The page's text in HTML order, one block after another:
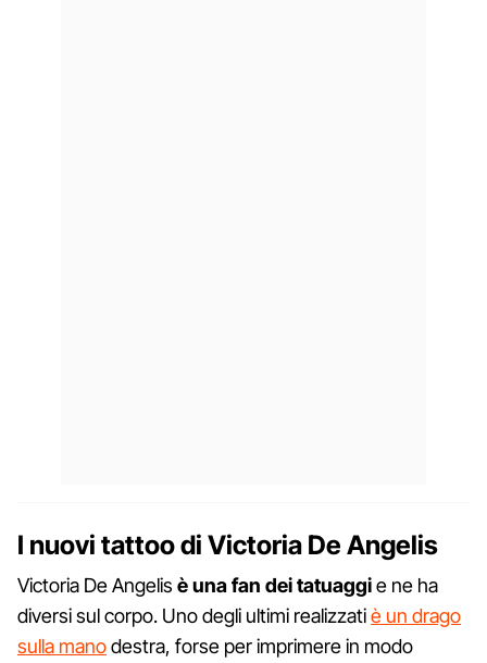
I nuovi tattoo di Victoria De Angelis
Victoria De Angelis è una fan dei tatuaggie ne ha
diversi sul corpo. Uno degli ultimi realizzatiè un drago
sulla manodestra, forse per imprimere in modo